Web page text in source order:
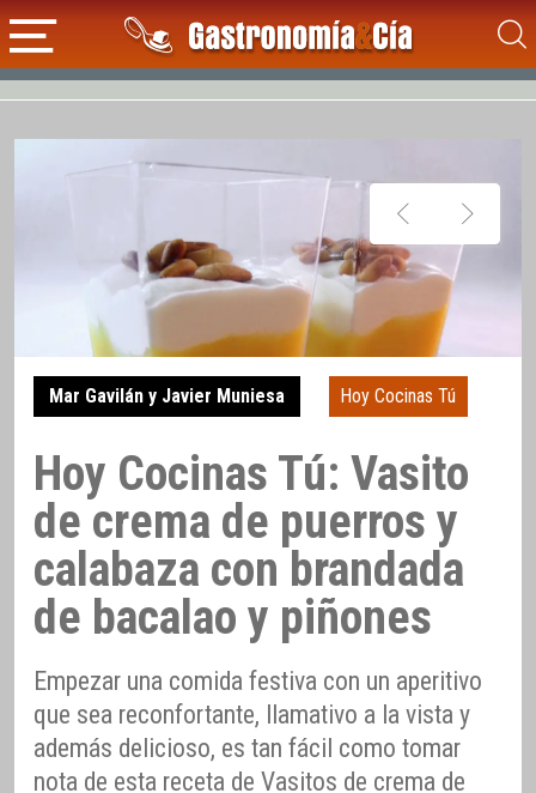
Mar Gavilán y Javier Muniesa Hoy Cocinas Tú
Hoy Cocinas Tú: Vasito
de crema de puerros y
calabaza con brandada
de bacalao y piñones
Empezar una comida festiva con un aperitivo
que sea reconfortante, llamativo a la vista y
además delicioso, es tan fácil como tomar
nota de esta receta de Vasitos de crema de